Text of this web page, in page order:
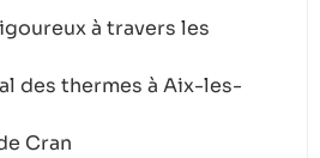
à travers les
des thermes à Aix-les-
Cran